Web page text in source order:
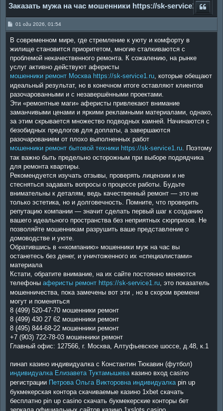
Заказать мужа на час мошенники https://sk-service1.ru
P
o
t
01 ožu 2026, 01:54
В современном мире, где стремление к уюту и комфорту в
жилище становится приоритетом, многие сталкиваются с
проблемой некачественного ремонта. К сожалению, на рынке
услуг активно действуют аферисты
мошенники ремонт Москва https://sk-service1.ru, которые обещают
идеальный результат, но в конечном итоге оставляют клиентов
разочарованными и с незавершёнными проектами.
Эти «ремонтные маги» аферисты привлекают внимание
заманчивыми ценами и яркими рекламными материалами, однако,
за этим скрывается множество подводных камней. Начинаются с
безобидных предлогов для доплаты, а завершаются
разочарованием от плохо выполненных работ
мошенники ремонт бытовой техники https://sk-service1.ru. Поэтому
так важно быть предельно осторожным при выборе подрядчика
для ремонта квартиры.
Рекомендуется изучать отзывы, проверять лицензии и не
стесняться задавать вопросы о процессе работы. Будьте
внимательны к деталям, ведь качественный ремонт — это не
только эстетика, но и долговечность. Помните, что проверить
репутацию компании — значит сделать первый шаг к созданию
вашего идеального пространства без неприятных сюрпризов. Не
позволяйте мошенникам разрушить ваше представление о
домоводстве и уюте.
Обратившись в ««компанию» мошенники муж на час вы
останетесь без денег, и уничтоженного их «специалистами»
материала
Кстати, обратите внимание, на их сайте постоянно меняются
телефоны аферисты ремонт https://sk-service1.ru, это показатель
мошенничества, пока замечены вот эти , но в скором времени
могут и поменяться
8 (499) 520-47-70 мошенники ремонт
8 (499) 430 27 62 мошенники ремонт
8 (495) 844-68-22 мошенники ремонт
+7 (903) 722-78-03 мошенники ремонт
Главный офис: 127566, г. Москва, Алтуфьевское шоссе, д.48, к.1
пинап казино индивидуалка с Константин Тюкавин (футбол)
индивидуалка Елизавета Туктамышеваказино вход casino
регистрации Петрова Ольга Викторовна индивидуалкаpin up
букмекерская контора скачиваемые казино 1xbet скачать
бесплатно pin up casino скачать букмекерские конторы бет